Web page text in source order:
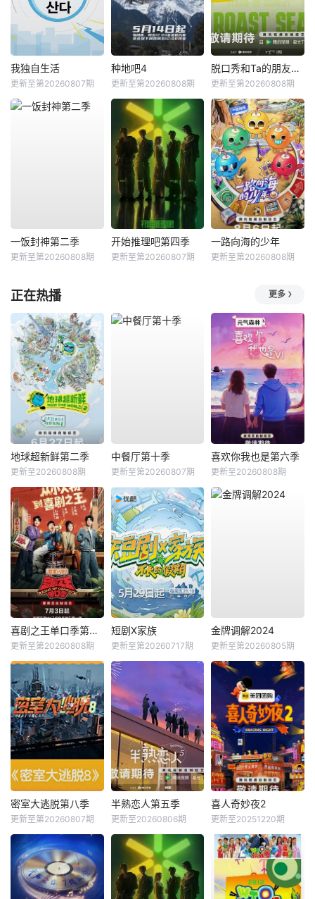
我独自生活
更新至第20260807期
种地吧4
更新至第20260808期
脱口秀和Ta的朋友们第三季
更新至第20260808期
一饭封神第二季
更新至第20260808期
开始推理吧第四季
更新至第20260807期
一路向海的少年
更新至第20260808期
正在热播 更多
地球超新鲜第二季
更新至20260808期
中餐厅第十季
更新至第20260807期
喜欢你我也是第六季
更新至20260808期
喜剧之王单口季第三季
更新至第20260808期
短剧X家族
更新至第20260717期
金牌调解2024
更新至第20260805期
密室大逃脱第八季
更新至第20260807期
半熟恋人第五季
更新至20260806期
喜人奇妙夜2
更新至20251220期